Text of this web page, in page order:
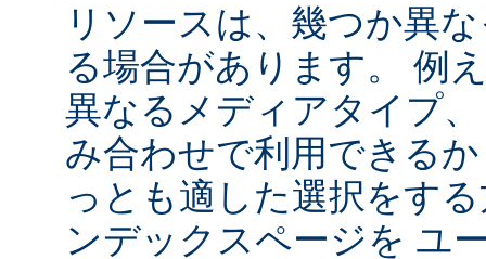
リソースは、幾つか異
る場合があります。 例
異なるメディアタイプ
み合わせで利用できる
っとも適した選択をす
ンデックスページを ユ